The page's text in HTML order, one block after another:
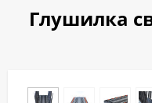
Глушилка